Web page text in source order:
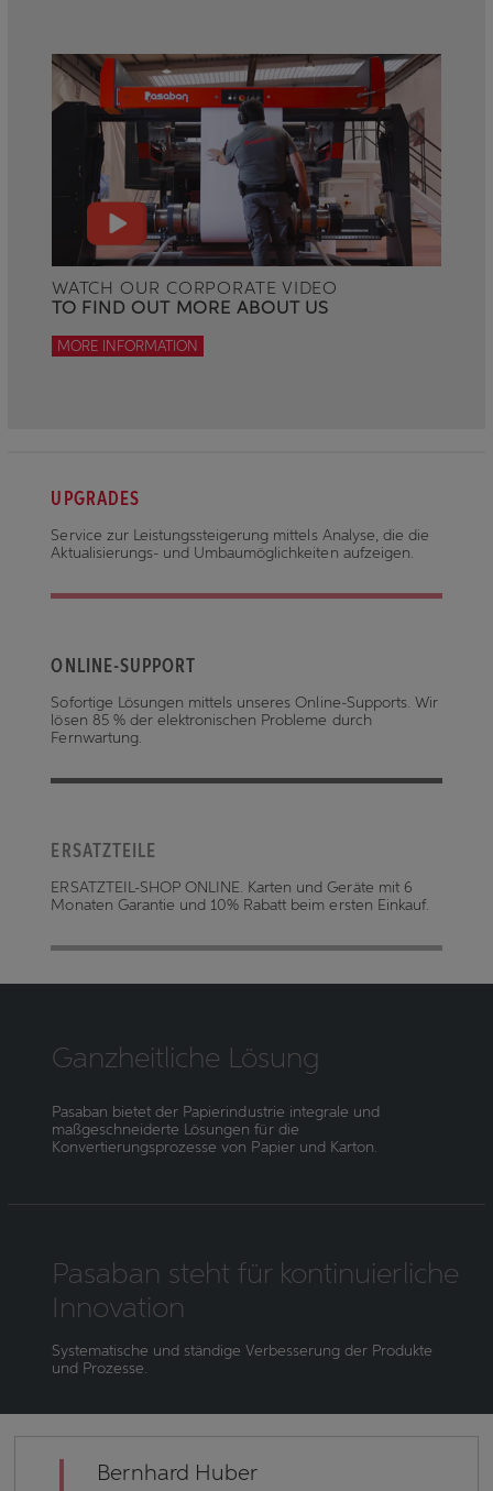
WATCH OUR CORPORATE VIDEO
TO FIND OUT MORE ABOUT US
MORE INFORMATION
UPGRADES
Service zur Leistungssteigerung mittels Analyse, die die
Aktualisierungs- und Umbaumöglichkeiten aufzeigen.
ONLINE-SUPPORT
Sofortige Lösungen mittels unseres Online-Supports. Wir
lösen 85 % der elektronischen Probleme durch
Fernwartung.
ERSATZTEILE
ERSATZTEIL-SHOP ONLINE. Karten und Geräte mit 6
Monaten Garantie und 10% Rabatt beim ersten Einkauf.
Ganzheitliche Lösung
Pasaban bietet der Papierindustrie integrale und
maßgeschneiderte Lösungen für die
Konvertierungsprozesse von Papier und Karton.
Pasaban steht für kontinuierliche
Innovation
Systematische und ständige Verbesserung der Produkte
und Prozesse.
Bernhard Huber